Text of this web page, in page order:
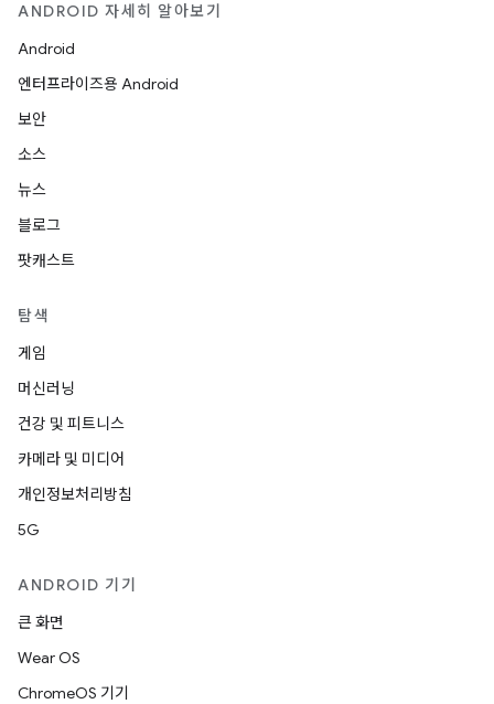
ANDROID 자세히 알아보기
Android
엔터프라이즈용 Android
보안
소스
뉴스
블로그
팟캐스트
탐색
게임
머신러닝
건강 및 피트니스
카메라 및 미디어
개인정보처리방침
5G
ANDROID 기기
큰 화면
Wear OS
ChromeOS 기기